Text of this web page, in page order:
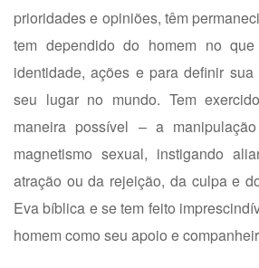
prioridades e opiniões, têm
tem dependido do homem no
identidade, ações e para definir
seu lugar no mundo. Tem
maneira possível – a
magnetismo sexual, instigando
atração ou da rejeição, da culpa e
Eva bíblica e se tem feito
homem como seu apoio e